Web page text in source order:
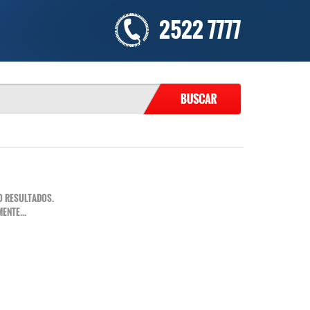
2522 7777
RESULTADOS.